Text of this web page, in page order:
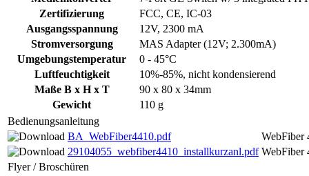
Zertifizierung
FCC, CE, IC-03
Ausgangsspannung
12V, 2300 mA
Stromversorgung
MAS Adapter (12V; 2.300mA)
Umgebungstemperatur
0 - 45°C
Luftfeuchtigkeit
10%-85%, nicht kondensierend
Maße B x H x T
90 x 80 x 34mm
Gewicht
110 g
Bedienungsanleitung
BA_WebFiber4410.pdf
WebFiber
29104055_webfiber4410_installkurzanl.pdf WebFiber
Flyer / Broschüren